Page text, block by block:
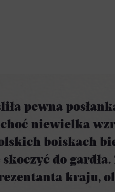
pewna
niewielka
boiskach
skoczyć do
kraju,